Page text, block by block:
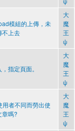
模組的上傳，未
不上去
大
魔
王
ψ
指定頁面。
大
魔
王
ψ
者不同而勞出使
章嗎?
大
魔
王
ψ